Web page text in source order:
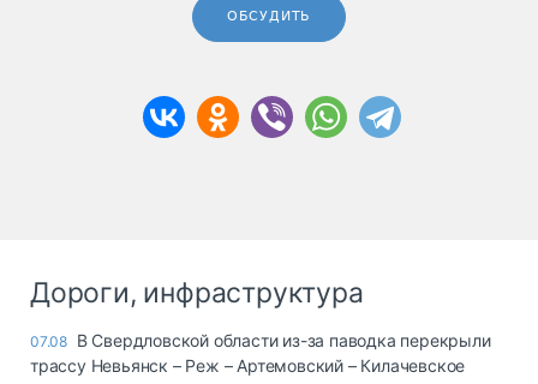
ОБСУДИТЬ
Дороги, инфраструктура
07.08 В Свердловской области из-за паводка перекрыли
трассу Невьянск – Реж – Артемовский – Килачевское